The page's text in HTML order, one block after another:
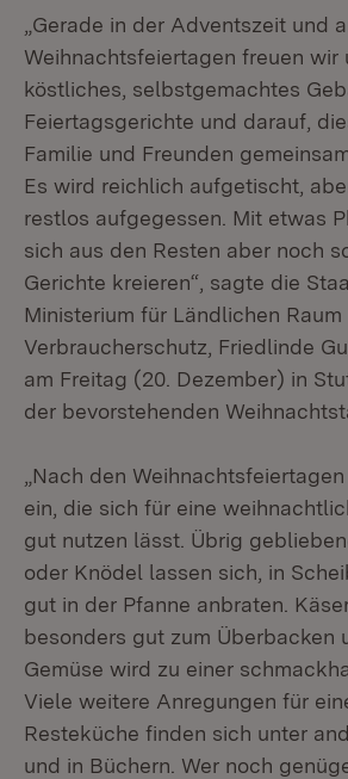
„Gerade in der Adventszeit und
Weihnachtsfeiertagen freuen wir
köstliches, selbstgemachtes
Feiertagsgerichte und darauf,
Familie und Freunden
Es wird reichlich aufgetischt,
restlos aufgegessen. Mit etwas
sich aus den Resten aber noch
Gerichte kreieren“, sagte die
Ministerium für Ländlichen Raum
Verbraucherschutz, Friedlinde
am Freitag (20. Dezember) in
der bevorstehenden
„Nach den
ein, die sich für eine
gut nutzen lässt. Übrig
oder Knödel lassen sich, in
gut in der Pfanne anbraten.
besonders gut zum Überbacken
Gemüse wird zu einer
Viele weitere Anregungen für
Resteküche finden sich unter
und in Büchern. Wer noch